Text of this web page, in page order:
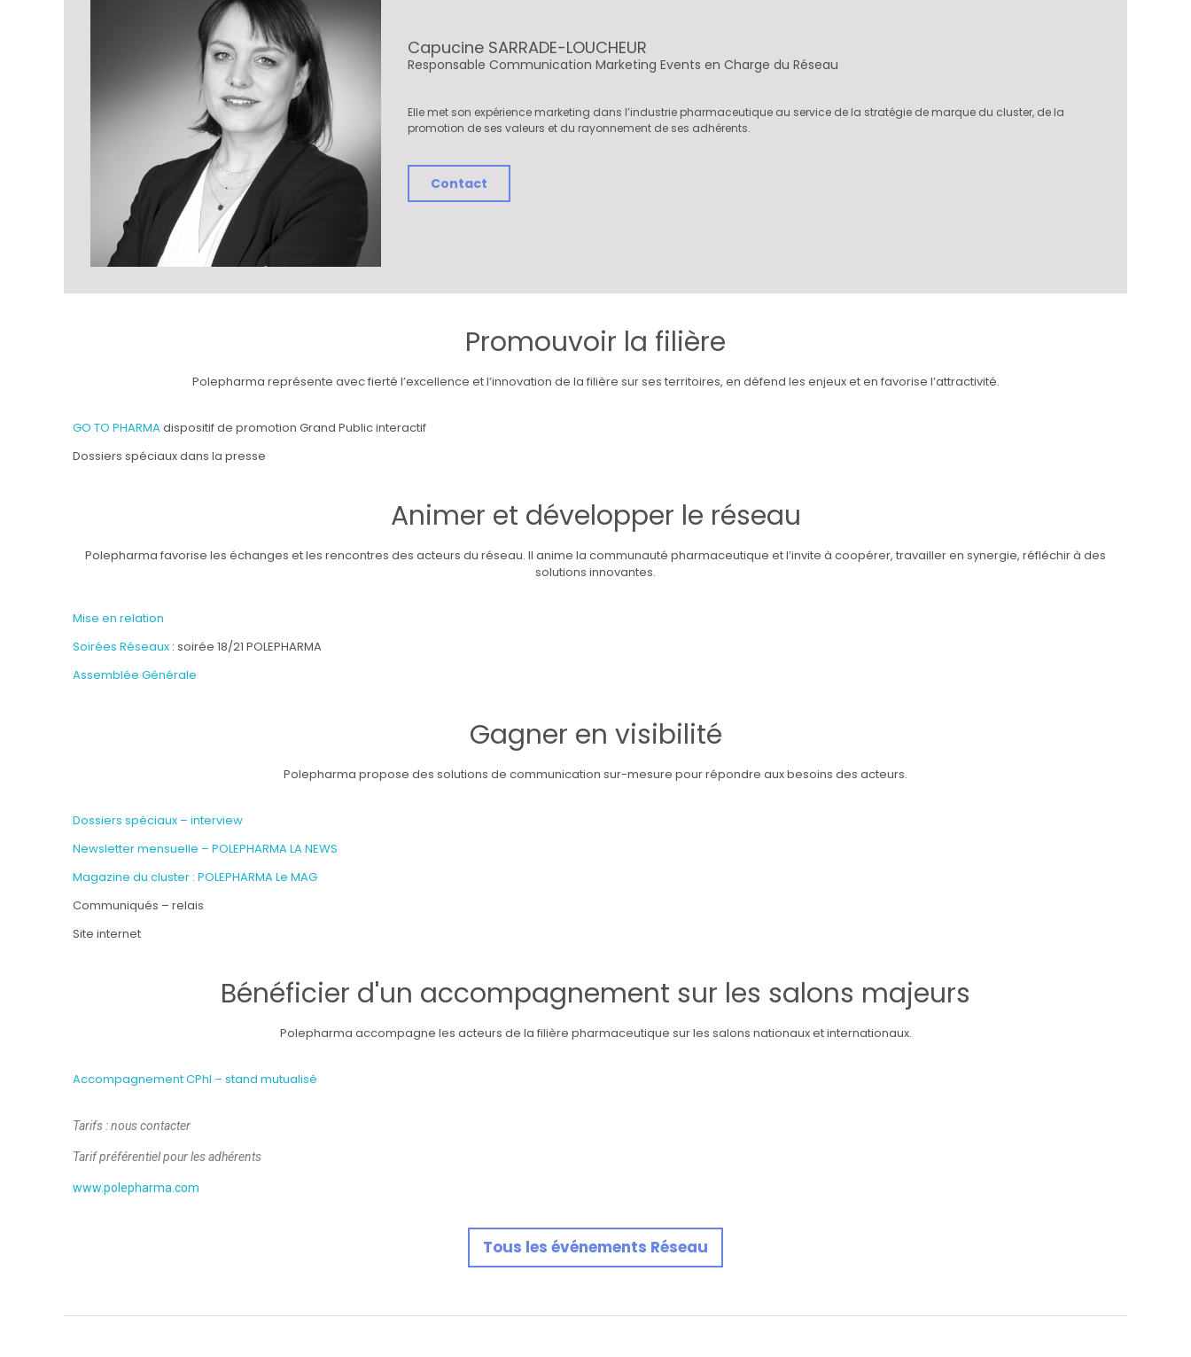
Capucine SARRADE-LOUCHEUR
Responsable Communication Marketing Events en Charge du Réseau
Elle met son expérience marketing dans l’industrie pharmaceutique au service de la stratégie de marque du cluster, de la
promotion de ses valeurs et du rayonnement de ses adhérents.
Contact
Promouvoir la filière
Polepharma représente avec fierté l’excellence et l’innovation de la filière sur ses territoires, en défend les enjeux et en favorise l’attractivité.
GO TO PHARMAdispositif de promotion Grand Public interactif
Dossiers spéciaux dans la presse
Animer et développer le réseau
Polepharma favorise les échanges et les rencontres des acteurs du réseau. Il anime la communauté pharmaceutique et l’invite à coopérer, travailler en synergie, réfléchir à des
solutions innovantes.
Mise en relation
Soirées Réseaux : soirée 18/21 POLEPHARMA
Assemblée Générale
Gagner en visibilité
Polepharma propose des solutions de communication sur-mesure pour répondre aux besoins des acteurs.
Dossiers spéciaux – interview
Newsletter mensuelle – POLEPHARMA LA NEWS
Magazine du cluster : POLEPHARMA Le MAG
Communiqués – relais
Site internet
Bénéficier d'un accompagnement sur les salons majeurs
Polepharma accompagne les acteurs de la filière pharmaceutique sur les salons nationaux et internationaux.
Accompagnement CPhI – stand mutualisé
Tarifs : nous contacter
Tarif préférentiel pour les adhérents
www.polepharma.com
Tous les événements Réseau